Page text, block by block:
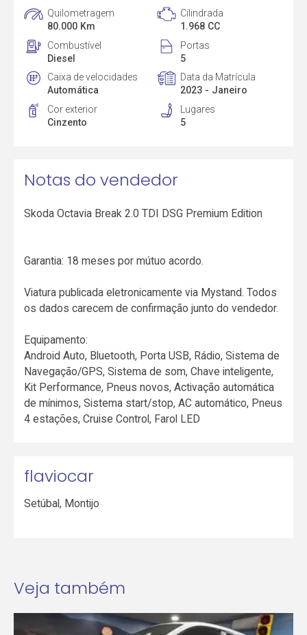
Quilometragem
80.000 Km
Cilindrada
1.968 CC
Combustível
Diesel
Portas
5
Caixa de velocidades
Automática
Data da Matrícula
2023 - Janeiro
Cor exterior
Cinzento
Lugares
5
Notas do vendedor
Skoda Octavia Break 2.0 TDI DSG Premium Edition
Garantia: 18 meses por mútuo acordo.
Viatura publicada eletronicamente via Mystand. Todos
os dados carecem de confirmação junto do vendedor.
Equipamento:
Android Auto, Bluetooth, Porta USB, Rádio, Sistema de
Navegação/GPS, Sistema de som, Chave inteligente,
Kit Performance, Pneus novos, Activação automática
de mínimos, Sistema start/stop, AC automático, Pneus
4 estações, Cruise Control, Farol LED
flaviocar
Setúbal, Montijo
Veja também